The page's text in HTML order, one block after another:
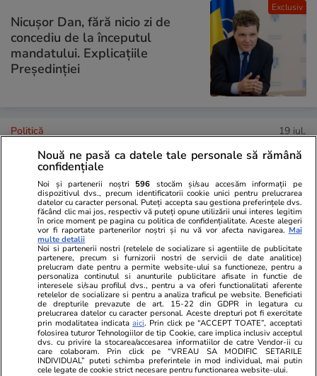
Exclusiv
Nicușor Dan, fără nicio zi de
concediu de la începutul
mandatului. Explicațiile
Președinției
Politică 19 iul.
Reacția lui Ion Ceban, după ce
Ciprian Ciucu a spus că primarul
Chișinăului știa înaintea PNL că
Adrian Veștea va fi desemnat
premier și că i-a arătat un
mesaj pe telefon
PARTENERI
Nouă ne pasă ca datele tale personale să rămână
confidențiale
Noi și partenerii noștri 596 stocăm și/sau accesăm informații pe
dispozitivul dvs., precum identificatorii cookie unici pentru prelucrarea
datelor cu caracter personal. Puteți accepta sau gestiona preferințele dvs.
făcând clic mai jos, respectiv vă puteți opune utilizării unui interes legitim
în orice moment pe pagina cu politica de confidențialitate. Aceste alegeri
vor fi raportate partenerilor noștri și nu vă vor afecta navigarea. Mai
multe detalii
Noi si partenerii nostri (retelele de socializare si agentiile de publicitate
partenere, precum si furnizorii nostri de servicii de date analitice)
prelucram date pentru a permite website-ului sa functioneze, pentru a
personaliza continutul si anunturile publicitare afisate in functie de
interesele si/sau profilul dvs., pentru a va oferi functionalitati aferente
retelelor de socializare si pentru a analiza traficul pe website. Beneficiati
de drepturile prevazute de art. 15-22 din GDPR in legatura cu
prelucrarea datelor cu caracter personal. Aceste drepturi pot fi exercitate
prin modalitatea indicataaici. Prin click pe “ACCEPT TOATE”, acceptati
folosirea tuturor Tehnologiilor de tip Cookie, care implica inclusiv acceptul
dvs. cu privire la stocarea/accesarea informatiilor de catre Vendor-ii cu
care colaboram. Prin click pe “VREAU SA MODIFIC SETARILE
INDIVIDUAL” puteti schimba preferintele in mod individual, mai putin
cele legate de cookie strict necesare pentru functionarea website-ului.